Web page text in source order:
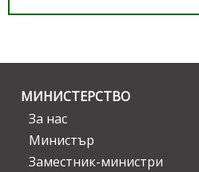
МИНИСТЕРСТВО
За нас
Министър
Заместник-министри